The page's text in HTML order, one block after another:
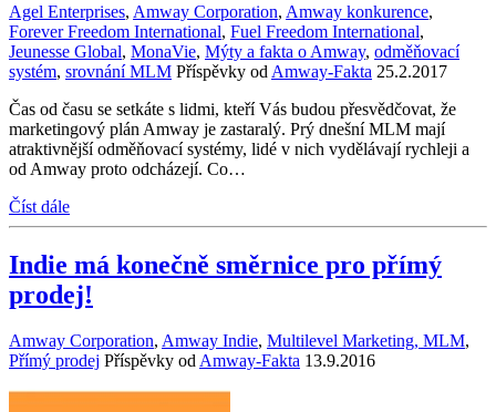
Agel Enterprises, Amway Corporation, Amway konkurence,
Forever Freedom International, Fuel Freedom International,
Jeunesse Global, MonaVie, Mýty a fakta o Amway, odměňovací
systém, srovnání MLM Příspěvky od Amway-Fakta 25.2.2017
Čas od času se setkáte s lidmi, kteří Vás budou přesvědčovat, že
marketingový plán Amway je zastaralý. Prý dnešní MLM mají
atraktivnější odměňovací systémy, lidé v nich vydělávají rychleji a
od Amway proto odcházejí. Co…
Číst dále
Indie má konečně směrnice pro přímý
prodej!
Amway Corporation, Amway Indie, Multilevel Marketing, MLM,
Přímý prodej Příspěvky odAmway-Fakta 13.9.2016